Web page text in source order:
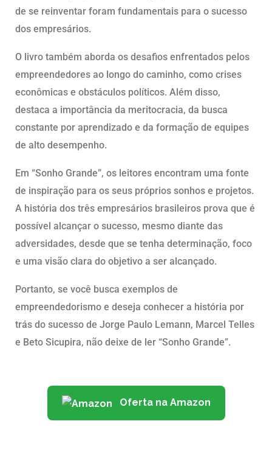
de se reinventar foram fundamentais para o sucesso
dos empresários.
O livro também aborda os desafios enfrentados pelos
empreendedores ao longo do caminho, como crises
econômicas e obstáculos políticos. Além disso,
destaca a importância da meritocracia, da busca
constante por aprendizado e da formação de equipes
de alto desempenho.
Em “Sonho Grande”, os leitores encontram uma fonte
de inspiração para os seus próprios sonhos e projetos.
A história dos três empresários brasileiros prova que é
possível alcançar o sucesso, mesmo diante das
adversidades, desde que se tenha determinação, foco
e uma visão clara do objetivo a ser alcançado.
Portanto, se você busca exemplos de
empreendedorismo e deseja conhecer a história por
trás do sucesso de Jorge Paulo Lemann, Marcel Telles
e Beto Sicupira, não deixe de ler “Sonho Grande”.
Oferta na Amazon